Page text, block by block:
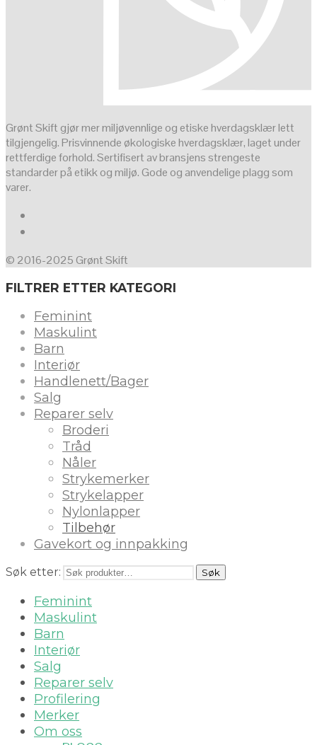
Grønt Skift gjør mer miljøvennlige og etiske hverdagsklær lett
tilgjengelig. Prisvinnende økologiske hverdagsklær, laget under
rettferdige forhold. Sertifisert av bransjens strengeste
standarder på etikk og miljø. Gode og anvendelige plagg som
varer.
© 2016-2025 Grønt Skift
FILTRER ETTER KATEGORI
Feminint
Maskulint
Barn
Interiør
Handlenett/Bager
Salg
Reparer selv
Broderi
Tråd
Nåler
Strykemerker
Strykelapper
Nylonlapper
Tilbehør
Gavekort og innpakking
Søk etter: Søk
Feminint
Maskulint
Barn
Interiør
Salg
Reparer selv
Profilering
Merker
Om oss